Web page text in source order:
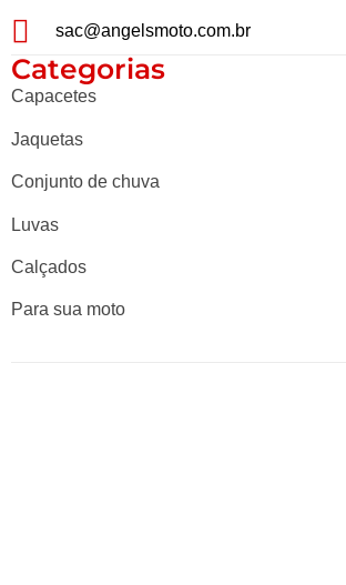
sac@angelsmoto.com.br
Categorias
Capacetes
Jaquetas
Conjunto de chuva
Luvas
Calçados
Para sua moto